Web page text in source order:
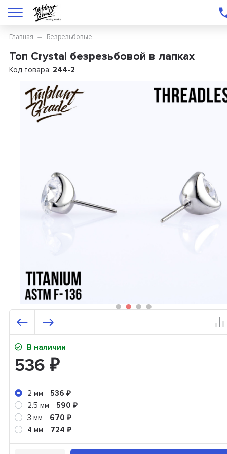
Главная Безрезьбовые
Топ Crystal безрезьбовой в лапках
Код товара: 244-2
В наличии
536₽
2 мм 536₽
2.5 мм 590₽
3 мм 670₽
4 мм 724₽